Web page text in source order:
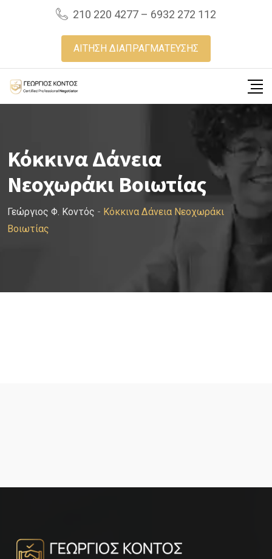
210 220 4277 – 6932 272 112
ΑΙΤΗΣΗ ΔΙΑΠΡΑΓΜΑΤΕΥΣΗΣ
Κόκκινα Δάνεια
Νεοχωράκι Βοιωτίας
Γεώργιος Φ. Κοντός - Κόκκινα Δάνεια Νεοχωράκι
Βοιωτίας